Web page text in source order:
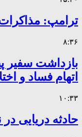
ترامپ:
۸:۳۶
بازداشت سفیر
اتهام فساد و
۱۰:۳۳
حادثه دریایی